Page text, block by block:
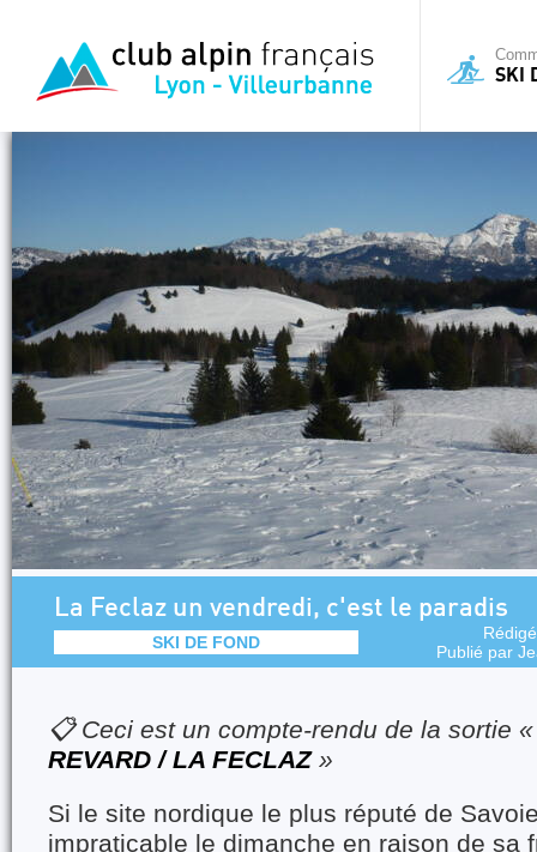
SKI
La Feclaz un vendredi, c'est le paradis
SKI DE FOND
Publié par
📋 Ceci est un compte-rendu de la sortie
REVARD / LA FECLAZ »
Si le site nordique le plus réputé de
impraticable le dimanche en raison de sa